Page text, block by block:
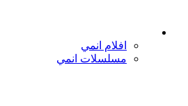
افلام انمي
مسلسلات انمي